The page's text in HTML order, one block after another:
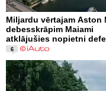
Miljardu vērtajam Aston
debesskrāpim Maiami
atklājušies nopietni
6